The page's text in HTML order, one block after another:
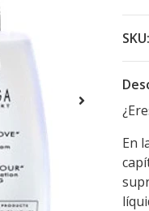
SKU:
En